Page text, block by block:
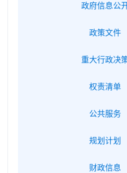
政府信息公
政策文件
重大行政决
权责清单
公共服务
规划计划
财政信息